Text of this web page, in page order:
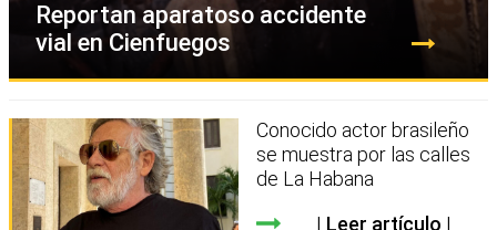
Reportan aparatoso accidente
vial en Cienfuegos
Conocido actor brasileño
se muestra por las calles
de La Habana
Leer artículo